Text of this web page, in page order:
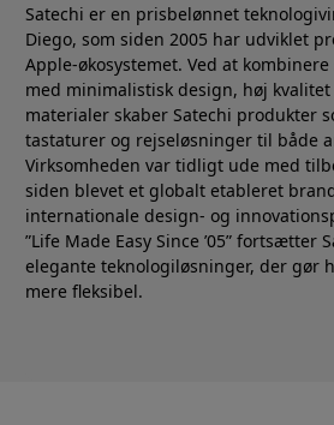
Satechi er en prisbelønnet
Diego, som siden 2005 har udviklet
Apple-økosystemet. Ved at
med minimalistisk design, høj
materialer skaber Satechi produkter
tastaturer og rejseløsninger til både
Virksomheden var tidligt ude med
siden blevet et globalt etableret
internationale design- og
”Life Made Easy Since ’05” fortsætter
elegante teknologiløsninger, der gør
mere fleksibel.